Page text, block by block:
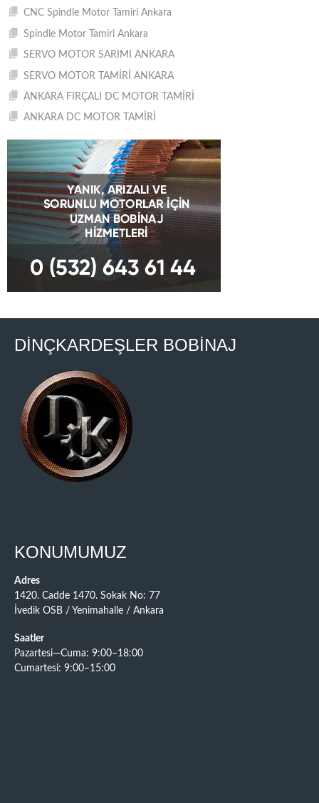
CNC Spindle Motor Tamiri Ankara
Spindle Motor Tamiri Ankara
SERVO MOTOR SARIMI ANKARA
SERVO MOTOR TAMİRİ ANKARA
ANKARA FIRÇALI DC MOTOR TAMİRİ
ANKARA DC MOTOR TAMİRİ
DİNÇKARDEŞLER BOBİNAJ
KONUMUMUZ
Adres
1420. Cadde 1470. Sokak No: 77
İvedik OSB / Yenimahalle / Ankara
Saatler
Pazartesi—Cuma: 9:00–18:00
Cumartesi: 9:00–15:00